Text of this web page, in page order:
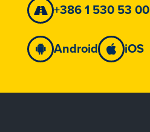
+386 1 530 53 00
Android iOS